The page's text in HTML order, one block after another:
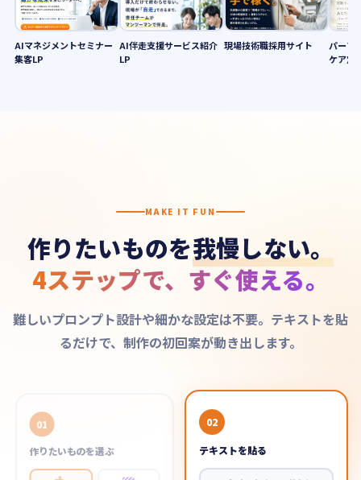
AIマネジメントセミナー
集客LP
AI伴走支援サービス紹介
LP
現場技術職採用サイト
パーソ
ケア定
MAKE IT FUN
作りたいものを我慢しない。
4ステップで、すぐ使える。
難しいプロンプト設計や細かな設定は不要。テキストを貼
るだけで、制作の初回案が動き出します。
01
作りたいものを選ぶ
02
テキストを貼る